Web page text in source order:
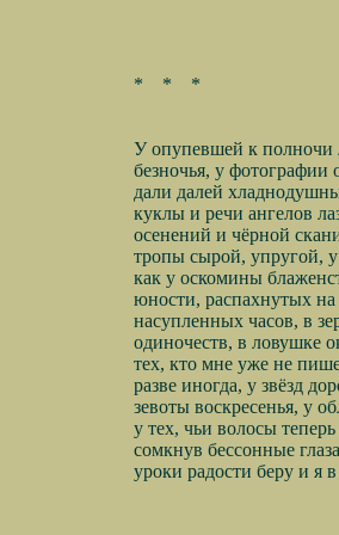
* * *
У опупевшей к полночи
безночья, у фотографии
дали далей
куклы и речи ангелов
осенений и чёрной
тропы сырой, упругой, у
как у оскомины
юности, распахнутых на
насупленных часов, в
одиночеств, в ловушке
тех, кто мне уже не
разве иногда, у звёзд
зевоты воскресенья, у
у тех, чьи волосы
сомкнув бессонные
уроки радости беру и я